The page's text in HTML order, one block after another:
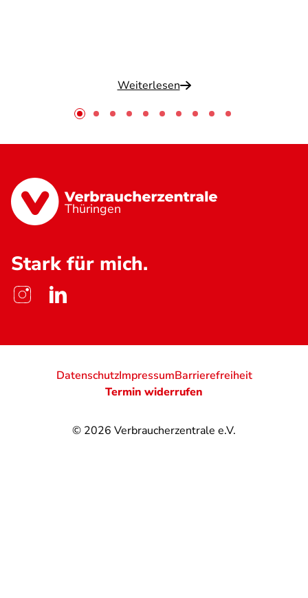
Weiterlesen
Thüringen
Stark für mich.
© 2026 Verbraucherzentrale e.V.
DatenschutzImpressumBarrierefreiheit
Termin widerrufen